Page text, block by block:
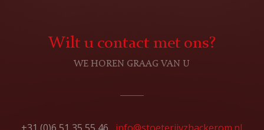
Wilt u contact met ons?
WE HOREN GRAAG VAN U